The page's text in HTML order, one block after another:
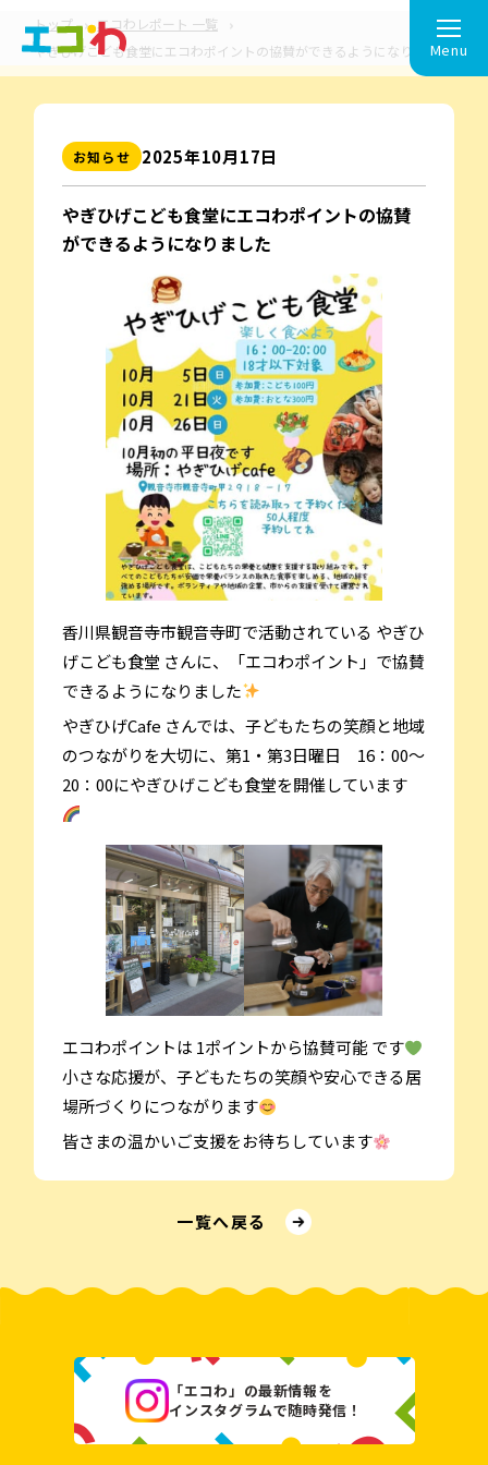
Menu
トップ
エコわレポート 一覧
やぎひげこども食堂にエコわポイントの協賛ができるようになりました
お知らせ 2025年10⽉17⽇
やぎひげこども食堂にエコわポイントの協賛
ができるようになりました
香川県観音寺市観音寺町で活動されている やぎひ
げこども食堂 さんに、「エコわポイント」で協賛
できるようになりました
やぎひげCafe さんでは、子どもたちの笑顔と地域
のつながりを大切に、第1・第3日曜日 16：00～
20：00にやぎひげこども食堂を開催しています
エコわポイントは 1ポイントから協賛可能 です
小さな応援が、子どもたちの笑顔や安心できる居
場所づくりにつながります
皆さまの温かいご支援をお待ちしています
⼀覧へ戻る
「エコわ」の最新情報を
インスタグラムで随時発信！